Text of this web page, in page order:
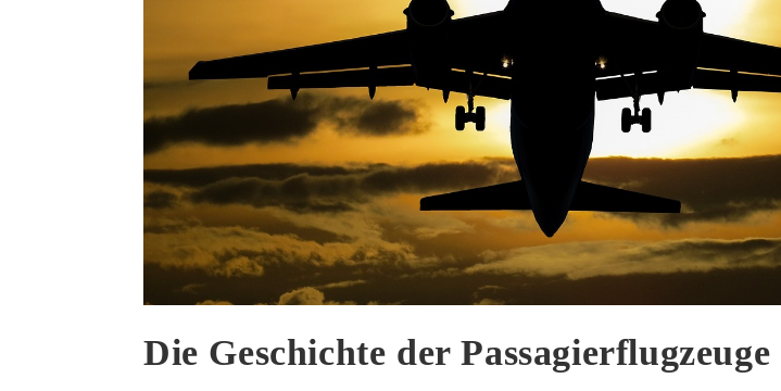
Die Geschichte der Passagierflugzeuge